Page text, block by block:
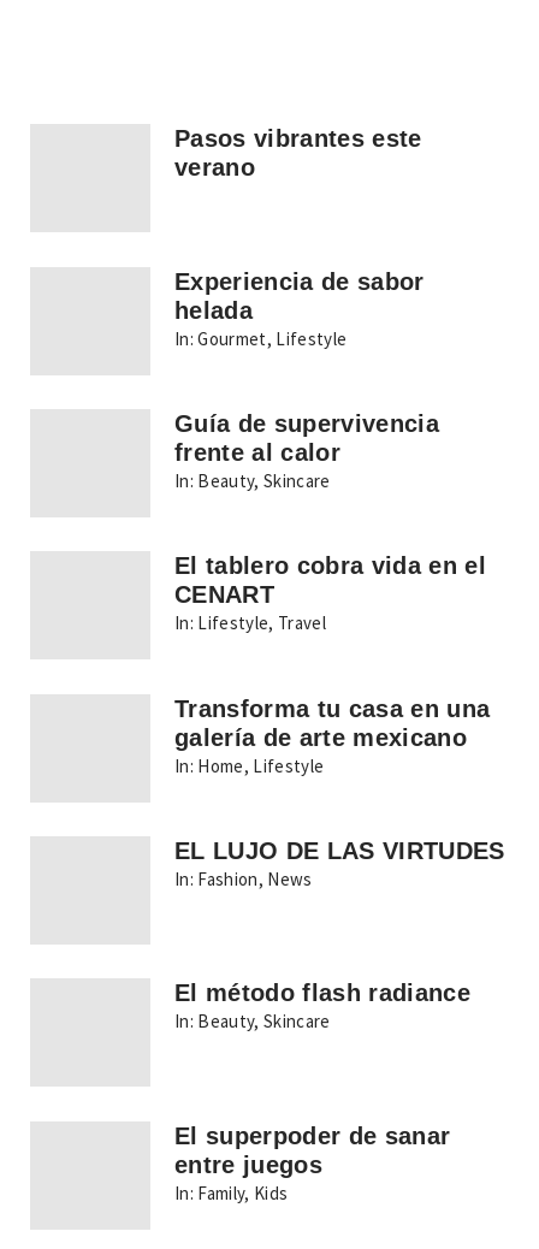
Pasos vibrantes este
verano
Experiencia de sabor
helada
In: Gourmet, Lifestyle
Guía de supervivencia
frente al calor
In: Beauty,Skincare
El tablero cobra vida en el
CENART
In: Lifestyle, Travel
Transforma tu casa en una
galería de arte mexicano
In: Home, Lifestyle
EL LUJO DE LAS VIRTUDES
In: Fashion, News
El método flash radiance
In: Beauty,Skincare
El superpoder de sanar
entre juegos
In: Family, Kids